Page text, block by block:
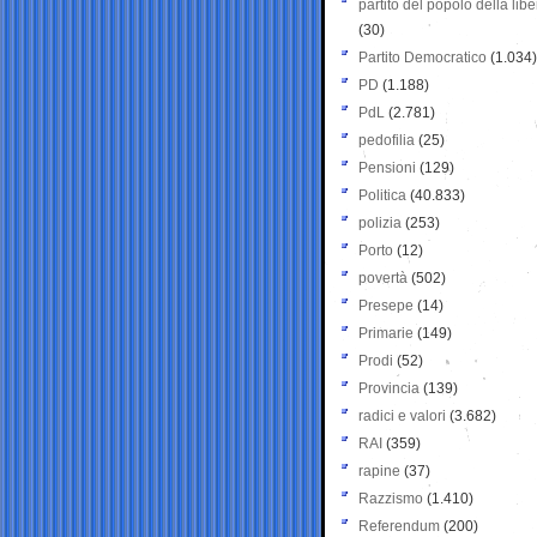
partito del popolo della
(30)
Partito Democratico (1.034)
PD (1.188)
PdL (2.781)
pedofilia (25)
Pensioni (129)
Politica (40.833)
polizia (253)
Porto (12)
povertà (502)
Presepe (14)
Primarie (149)
Prodi (52)
Provincia (139)
radici e valori (3.682)
RAI (359)
rapine (37)
Razzismo (1.410)
Referendum (200)